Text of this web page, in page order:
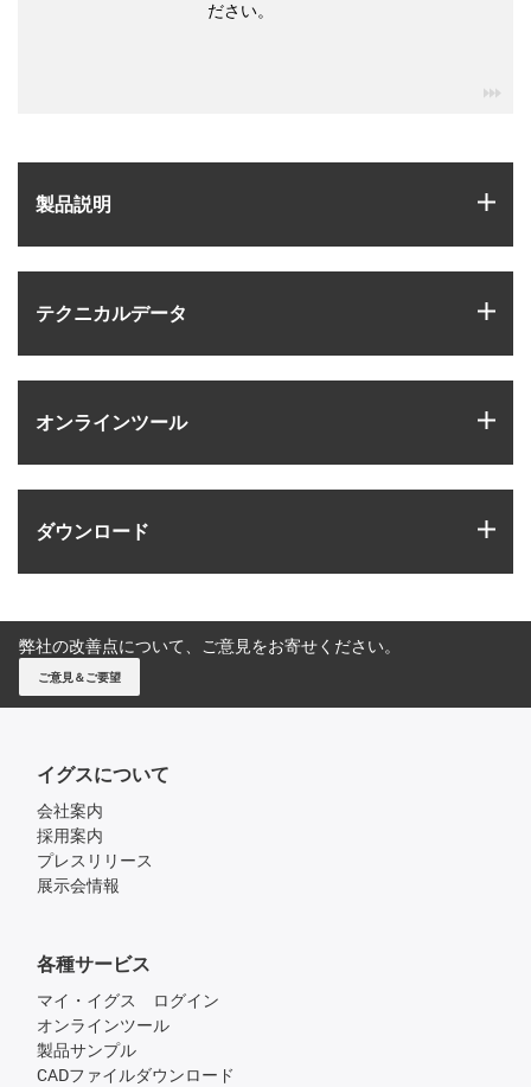
製品説明
テクニカルデータ
オンラインツール
ダウンロード
ださい。
弊社の改善点について、ご意見をお寄せください。
ご意見＆ご要望
イグスについて
会社案内
採用案内
プレスリリース
展示会情報
各種サービス
マイ・イグス ログイン
オンラインツール
製品サンプル
CADファイルダウンロード